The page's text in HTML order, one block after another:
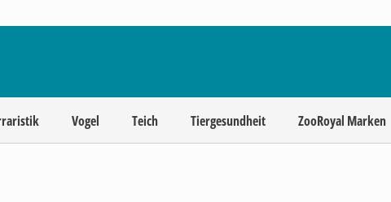
Vogel Teich Tiergesundheit ZooRoyal Marken